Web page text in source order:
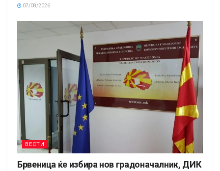
07/08/2026
ВЕСТИ
Брвеница ќе избира нов градоначалник, ДИК